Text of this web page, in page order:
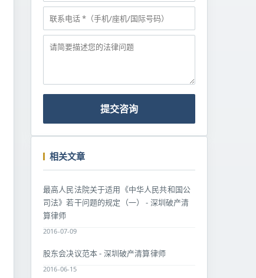
提交咨询
相关文章
最高人民法院关于适用《中华人民共和国公
司法》若干问题的规定（一） - 深圳破产清
算律师
2016-07-09
股东会决议范本 - 深圳破产清算律师
2016-06-15